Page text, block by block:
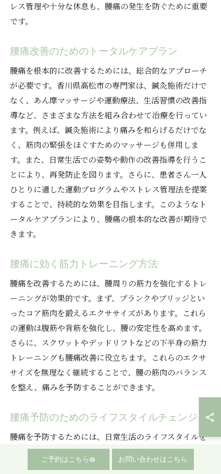
レス管理や十分な休息も、腰痛の発生を防ぐために重要
です。
腰痛改善のためのトータルケアプラン
腰痛を根本的に改善するためには、総合的なアプローチ
が必要です。香川県高松市の専門家は、鍼灸施術だけで
なく、あん摩マッサージや運動療法、生活習慣の改善指
導など、さまざまな方法を組み合わせて治療を行ってい
ます。例えば、鍼灸施術により痛みを和らげるだけでな
く、筋肉の緊張をほぐすためのマッサージも併用しま
す。また、日常生活での姿勢や動作の改善指導を行うこ
とにより、再発防止を図ります。さらに、患者さん一人
ひとりに適した運動プログラムやストレス管理法を提案
することで、持続的な効果を目指します。このようなト
ータルケアプランにより、腰痛の根本的な改善が期待で
きます。
腰痛に効く筋力トレーニング方法
腰痛を改善するためには、腰周りの筋力を強化するトレ
ーニングが効果的です。まず、プランクやブリッジとい
ったコア筋肉を鍛えるエクササイズがあります。これら
の運動は腹筋や背筋を強化し、腰の安定性を高めます。
さらに、スクワットやデッドリフトなどの下半身の筋力
トレーニングも腰痛改善に役立ちます。これらのエクサ
サイズを無理なく継続することで、腰の筋肉のバランス
を整え、痛みを予防することができます。
腰痛予防のためのライフスタイルチェンジ
腰痛を予防するためには、日常生活のライフスタイルを
見直すことが不可欠です。まず、デスクワークをする際
には正しい姿勢を保つことが重要です。椅子の高さやモ
ご予約はこちら お問い合わせはこちら